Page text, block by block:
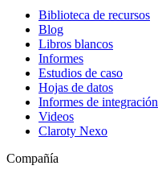
Biblioteca de recursos
Blog
Libros blancos
Informes
Estudios de caso
Hojas de datos
Informes de integración
Videos
Claroty Nexo
Compañía